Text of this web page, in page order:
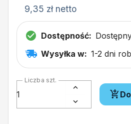
9,35 zł netto
Dostępność:
Wysyłka w: 1-2 dni
Liczba szt.